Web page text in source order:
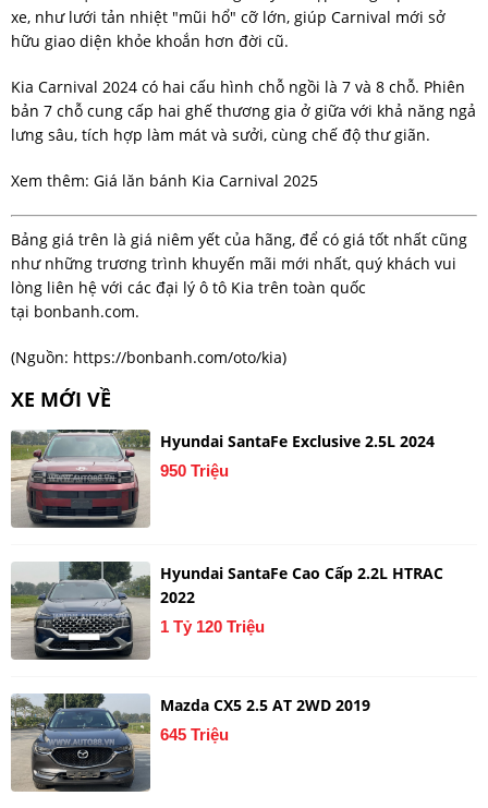
xe, như lưới tản nhiệt "mũi hổ" cỡ lớn, giúp Carnival mới sở
hữu giao diện khỏe khoắn hơn đời cũ.
Kia Carnival 2024 có hai cấu hình chỗ ngồi là 7 và 8 chỗ. Phiên
bản 7 chỗ cung cấp hai ghế thương gia ở giữa với khả năng ngả
lưng sâu, tích hợp làm mát và sưởi, cùng chế độ thư giãn.
Xem thêm: Giá lăn bánh Kia Carnival 2025
Bảng giá trên là giá niêm yết của hãng, để có giá tốt nhất cũng
như những trương trình khuyến mãi mới nhất, quý khách vui
lòng liên hệ với các đại lý ô tô Kia trên toàn quốc
tại bonbanh.com.
(Nguồn: https://bonbanh.com/oto/kia)
XE MỚI VỀ
Hyundai SantaFe Exclusive 2.5L 2024
950 Triệu
Hyundai SantaFe Cao Cấp 2.2L HTRAC
2022
1 Tỷ 120 Triệu
Mazda CX5 2.5 AT 2WD 2019
645 Triệu